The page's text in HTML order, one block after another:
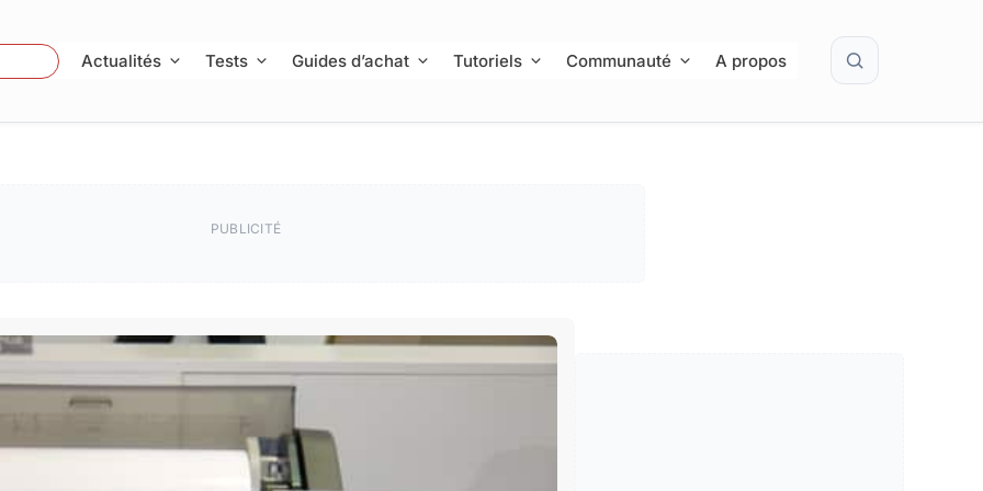
Actualités Tests Guides d’achat Tutoriels Communauté A propos Rechercher
PUBLICITÉ